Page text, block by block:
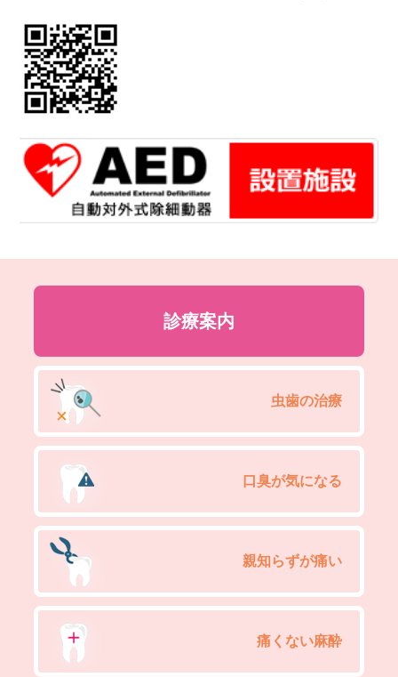
診療案内
虫歯の治療
口臭が気になる
親知らずが痛い
痛くない麻酔